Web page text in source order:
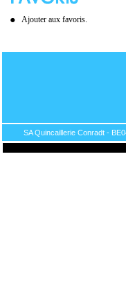
Ajouter aux favoris.
SA Quincaillerie Conradt -